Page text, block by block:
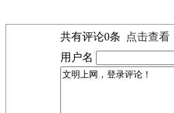
共有评论0条
点击查看
用户名